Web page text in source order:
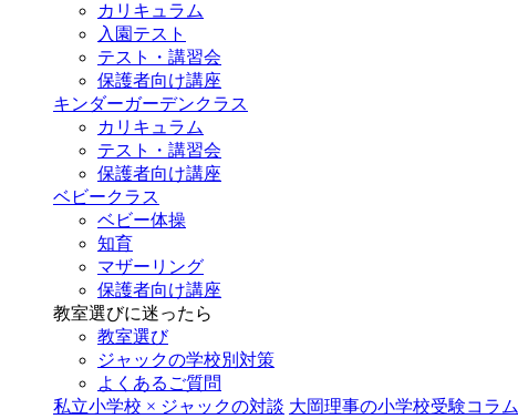
カリキュラム
入園テスト
テスト・講習会
保護者向け講座
キンダーガーデンクラス
カリキュラム
テスト・講習会
保護者向け講座
ベビークラス
ベビー体操
知育
マザーリング
保護者向け講座
教室選びに迷ったら
教室選び
ジャックの学校別対策
よくあるご質問
私立小学校 × ジャックの対談 大岡理事の小学校受験コラム